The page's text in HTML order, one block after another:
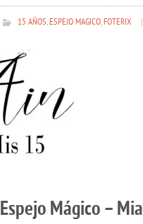
15 AÑOS,ESPEJO MAGICO,FOTERIX
Espejo Mágico – Mia